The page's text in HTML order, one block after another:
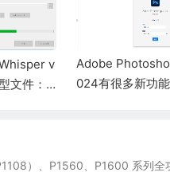
v
文件：g
Adobe
024有很多新功能
）、P1560、P1600 系列全